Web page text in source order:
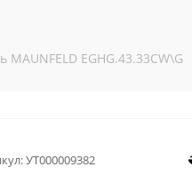
EGHG.43.33CW\G
УТ000009382